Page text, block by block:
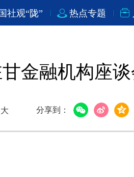
国社观“陇” 热点专题
金融机构座
大 分享到：